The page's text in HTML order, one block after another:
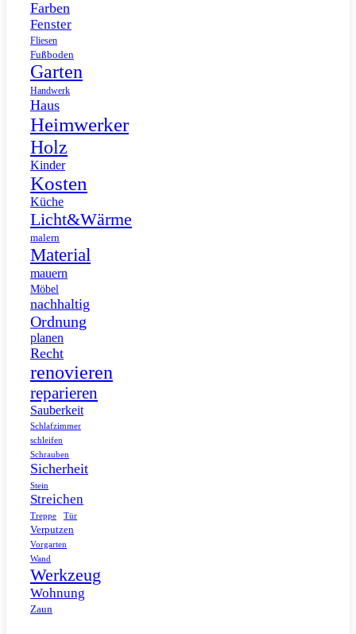
Farben
Fenster
Fliesen
Fußboden
Garten
Handwerk
Haus
Heimwerker
Holz
Kinder
Kosten
Küche
Licht&Wärme
malern
Material
mauern
Möbel
nachhaltig
Ordnung
planen
Recht
renovieren
reparieren
Sauberkeit
Schlafzimmer
schleifen
Schrauben
Sicherheit
Stein
Streichen
Treppe Tür
Verputzen
Vorgarten
Wand
Werkzeug
Wohnung
Zaun